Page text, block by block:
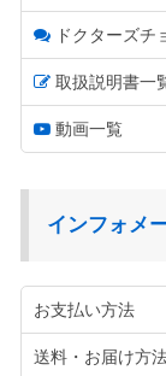
ドクターズチ
取扱説明書一
動画一覧
インフォメ
お支払い方法
送料・お届け方